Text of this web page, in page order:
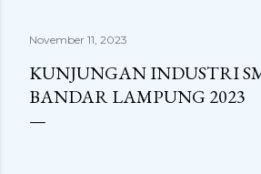
November 11, 2023
KUNJUNGAN INDUSTRI
BANDAR LAMPUNG 2023